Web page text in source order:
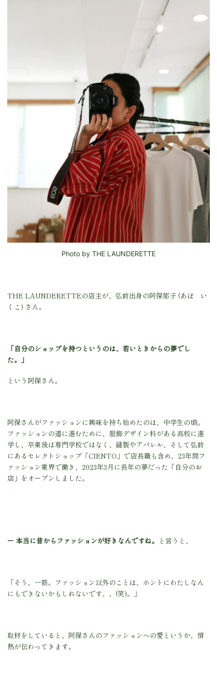
Photo by THE LAUNDERETTE
THE LAUNDERETTEの店主が、弘前出身の阿保郁子 (あぼ い
くこ) さん。
「自分のショップを持つというのは、若いときからの夢でし
た。」
という阿保さん。
阿保さんがファッションに興味を持ち始めたのは、中学生の頃。
ファッションの道に進むために、服飾デザイン科がある高校に進
学し、卒業後は専門学校ではなく、縫製やアパレル、そして弘前
にあるセレクトショップ「CIENTO」で店長職も含め、23年間フ
ァッション業界で働き、2023年3月に長年の夢だった「自分のお
店」をオープンしました。
ー 本当に昔からファッションが好きなんですね。 と言うと、
「そう、一筋。ファッション以外のことは、ホントにわたしなん
にもできないかもしれないです、、(笑)。」
取材をしていると、阿保さんのファッションへの愛というか、情
熱が伝わってきます。